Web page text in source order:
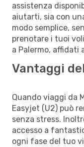
assistenza
aiutarti, sia con
modo semplice,
prenotare i tuoi
a Palermo, affidati
Vantaggi
Quando viaggi da
Easyjet (U2) può
senza stress.
accesso a
ogni fase del tuo